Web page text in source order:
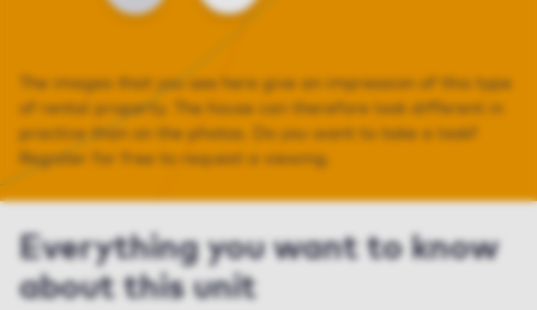
The images that you see here give an impression of this type
of rental property. The house can therefore look different in
practice than on the photos. Do you want to take a look?
Register for free to request a viewing.
Everything you want to know
about this unit